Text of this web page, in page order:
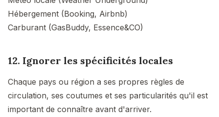
Hébergement (Booking, Airbnb)
Carburant (GasBuddy, Essence&CO)
12. Ignorer les spécificités locales
Chaque pays ou région a ses propres règles de
circulation, ses coutumes et ses particularités qu'il est
important de connaître avant d'arriver.